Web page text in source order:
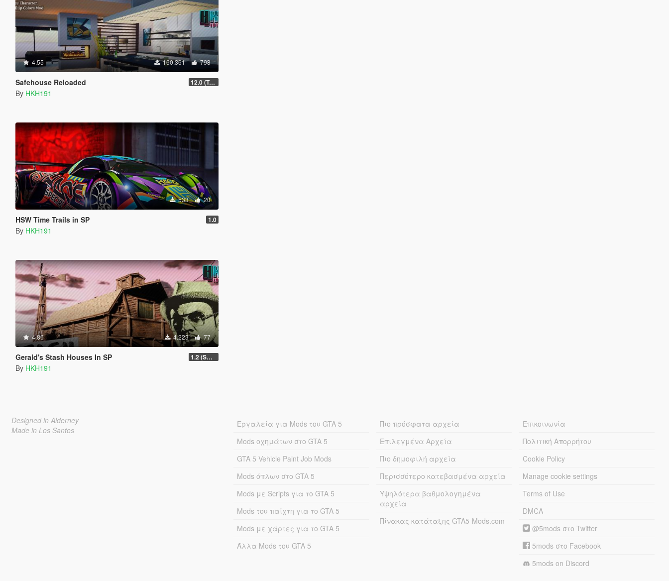
4.55 160.361 798
Safehouse Reloaded 12.0 (Toggle Unowned Apartment Blips)
By HKH191
533 20
HSW Time Trails in SP 1.0
By HKH191
4.86 4.223 77
Gerald's Stash Houses In SP 1.2 (SmartGuards Intergration)
By HKH191
Designed in Alderney
Made in Los Santos
Εργαλεία για Mods του GTA 5
Mods οχημάτων στο GTA 5
GTA 5 Vehicle Paint Job Mods
Mods όπλων στο GTA 5
Mods με Scripts για το GTA 5
Mods του παίχτη για το GTA 5
Mods με χάρτες για το GTA 5
Άλλα Mods του GTA 5
Πιο πρόσφατα αρχεία
Επιλεγμένα Αρχεία
Πιο δημοφιλή αρχεία
Περισσότερο κατεβασμένα αρχεία
Υψηλότερα βαθμολογημένα
αρχεία
Πίνακας κατάταξης GTA5-Mods.com
Επικοινωνία
Πολιτική Απορρήτου
Cookie Policy
Manage cookie settings
Terms of Use
DMCA
@5mods στο Twitter
5mods στο Facebook
5mods on Discord